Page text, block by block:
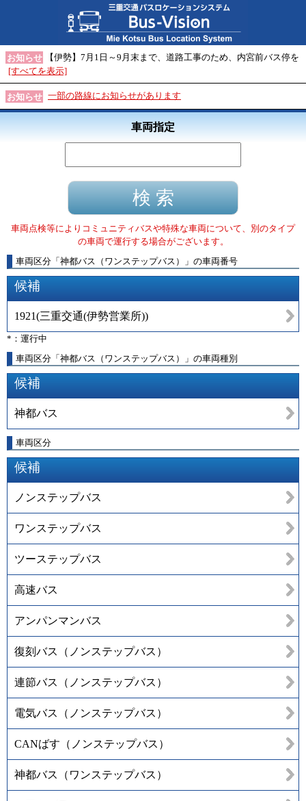
お知らせ
【伊勢】7月1日～9月末まで、道路工事のため、内宮前バス停を
[すべてを表示]
お知らせ 一部の路線にお知らせがあります
車両指定
車両点検等によりコミュニティバスや特殊な車両について、別のタイプ
の車両で運行する場合がございます。
車両区分 「 神都バス（ワンステップバス） 」 の車両番号
候補
1921(三重交通(伊勢営業所))
*：運行中
車両区分「神都バス（ワンステップバス）」の車両種別
候補
神都バス
車両区分
候補
ノンステップバス
ワンステップバス
ツーステップバス
高速バス
アンパンマンバス
復刻バス（ノンステップバス）
連節バス（ノンステップバス）
電気バス（ノンステップバス）
CANばす（ノンステップバス）
神都バス（ワンステップバス）